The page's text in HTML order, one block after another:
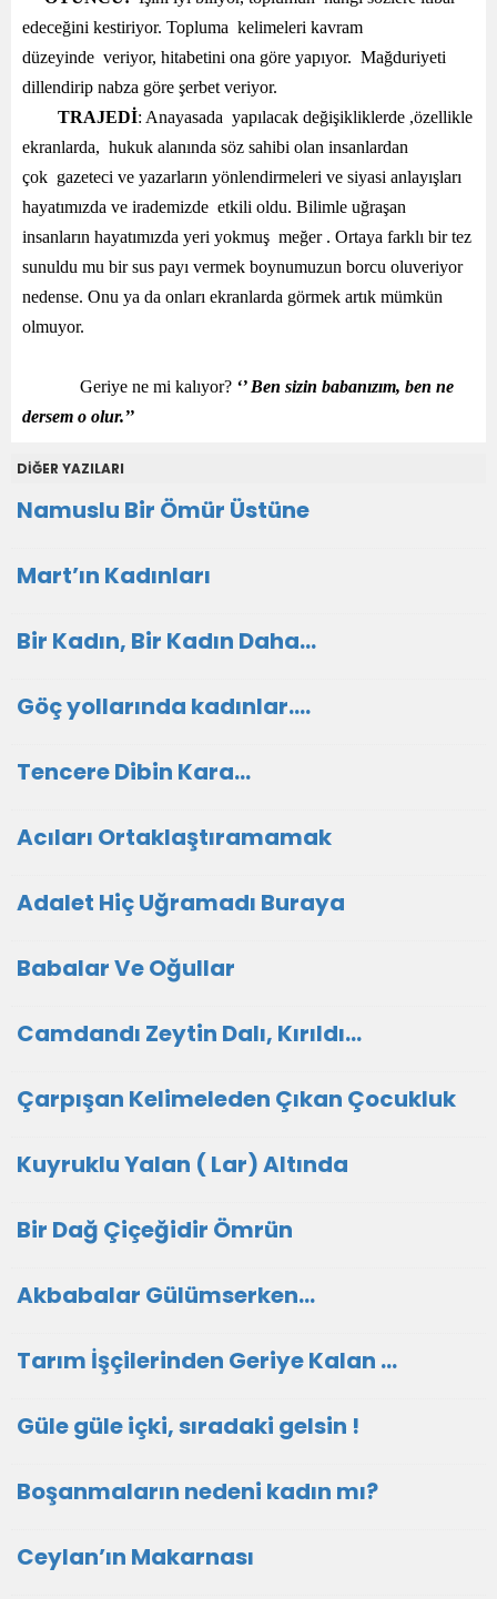
edeceğini kestiriyor. Topluma kelimeleri kavram
düzeyinde veriyor, hitabetini ona göre yapıyor. Mağduriyeti
dillendirip nabza göre şerbet veriyor.
TRAJEDİ: Anayasada yapılacak değişikliklerde ,özellikle
ekranlarda, hukuk alanında söz sahibi olan insanlardan
çok gazeteci ve yazarların yönlendirmeleri ve siyasi anlayışları
hayatımızda ve irademizde etkili oldu. Bilimle uğraşan
insanların hayatımızda yeri yokmuş meğer . Ortaya farklı bir tez
sunuldu mu bir sus payı vermek boynumuzun borcu oluveriyor
nedense. Onu ya da onları ekranlarda görmek artık mümkün
olmuyor.
Geriye ne mi kalıyor? ‘’ Ben sizin babanızım, ben ne
dersem o olur.’’
DİĞER YAZILARI
Namuslu Bir Ömür Üstüne
Mart’ın Kadınları
Bir Kadın, Bir Kadın Daha…
Göç yollarında kadınlar….
Tencere Dibin Kara…
Acıları Ortaklaştıramamak
Adalet Hiç Uğramadı Buraya
Babalar Ve Oğullar
Camdandı Zeytin Dalı, Kırıldı…
Çarpışan Kelimeleden Çıkan Çocukluk
Kuyruklu Yalan ( Lar) Altında
Bir Dağ Çiçeğidir Ömrün
Akbabalar Gülümserken…
Tarım İşçilerinden Geriye Kalan …
Güle güle içki, sıradaki gelsin !
Boşanmaların nedeni kadın mı?
Ceylan’ın Makarnası